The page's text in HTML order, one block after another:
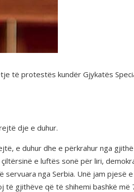
të protestës kundër Gjykatës
dje e duhur.
e duhur dhe e përkrahur nga
e luftës sonë për liri,
nga Serbia. Unë jam
gjithëve që të shihemi bashkë më